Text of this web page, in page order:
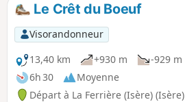
Le Crêt du Boeuf
Visorandonneur
13,40 km
+930 m
-929 m
6h 30
Moyenne
Départ à La Ferrière (Isère) (Isère)